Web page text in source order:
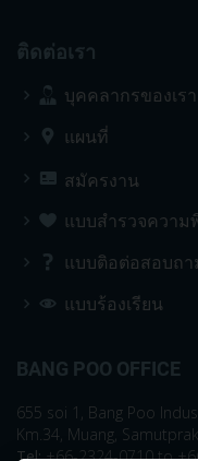
ติดต่อเรา
บุคคลากรของเรา
แผนที่
สมัครงาน
แบบสำรวจความ
แบบติอต่อสอบถา
แบบร้องเรียน
BANG POO OFFICE
655 soi 1, Bang Poo
Km.34, Muang,
Tel:+66-2324-0710 to